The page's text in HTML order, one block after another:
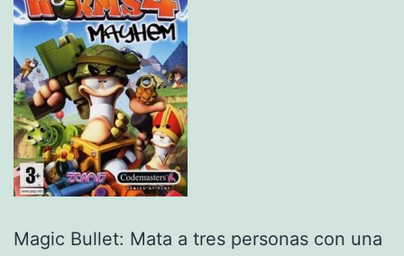
Magic Bullet: Mata a tres personas con una